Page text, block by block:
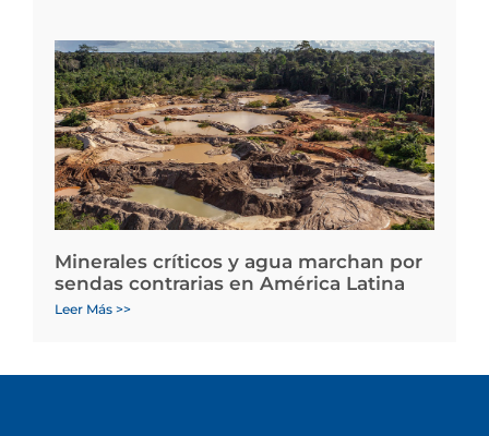
Minerales críticos y agua marchan por
sendas contrarias en América Latina
Leer Más >>